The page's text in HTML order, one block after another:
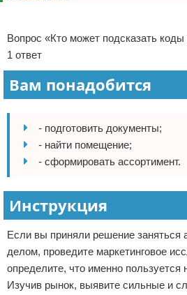
Вопрос «Кто может подсказать
1 ответ
Вам понадобится
- подготовить документы;
- найти помещение;
- сформировать ассортимент.
Инструкция
Если вы приняли решение заняться
делом, проведите маркетинговое
определите, что именно
Изучив рынок, выявите сильные и